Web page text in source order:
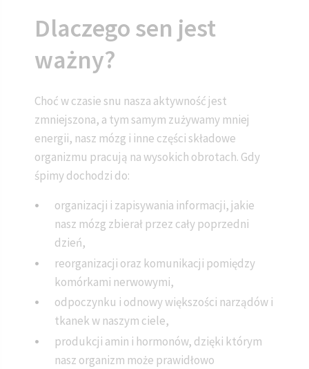
Dlaczego sen jest
ważny?
Choć w czasie snu nasza aktywność jest
zmniejszona, a tym samym zużywamy mniej
energii, nasz mózg i inne części składowe
organizmu pracują na wysokich obrotach. Gdy
śpimy dochodzi do:
organizacji i zapisywania informacji, jakie
nasz mózg zbierał przez cały poprzedni
dzień,
reorganizacji oraz komunikacji pomiędzy
komórkami nerwowymi,
odpoczynku i odnowy większości narządów i
tkanek w naszym ciele,
produkcji amin i hormonów, dzięki którym
nasz organizm może prawidłowo